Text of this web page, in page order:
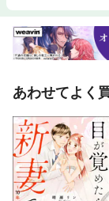
あわせてよく